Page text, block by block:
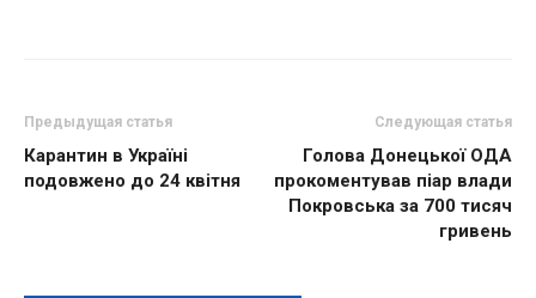
Предыдущая статья
Карантин в Україні
подовжено до 24 квітня
Следующая статья
Голова Донецької ОДА
прокоментував піар влади
Покровська за 700 тисяч
гривень